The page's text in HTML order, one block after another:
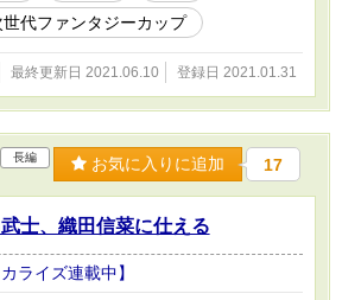
にシャドウウルフがいるのです。２頭なの
」 「ふん！ 私が蹴散らしてあげるわ！」
いっ！ ……え？ 一撃？」 「さすがはロ
んの支援魔法なのです。お見事なのです」
ん！ すさまじい支援魔法みたいね」 ロ
価はうなぎのぼりだ。 一方で、ユリウスた
黒き炎”は絶不調に陥っていた。 「たるんで
ぞ、お前たち！ せっかく無能のロイを追
だろうが！」 「しかしな。ユリウスよ。何
気候の影響でしょうか。自分も調子が出ま
」 「言い訳は見苦しいですわ。コンディシ
世代ファンタジーカップ
最終更新日 2021.06.10 登録日 2021.01.31
長編 お気に入りに追加 17
士、織田信菜に仕える
ライズ連載中】